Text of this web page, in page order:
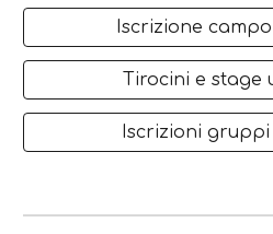
Iscrizione campo
Tirocini e stage
Iscrizioni